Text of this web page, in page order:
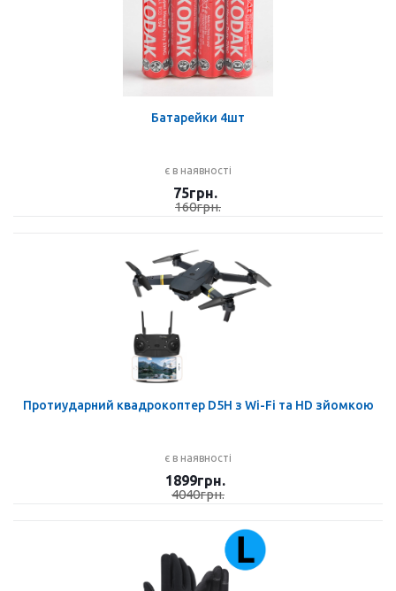
Батарейки 4шт
є в наявності
75грн.
160грн.
Протиударний квадрокоптер D5H з Wi-Fi та HD зйомкою
є в наявності
1899грн.
4040грн.